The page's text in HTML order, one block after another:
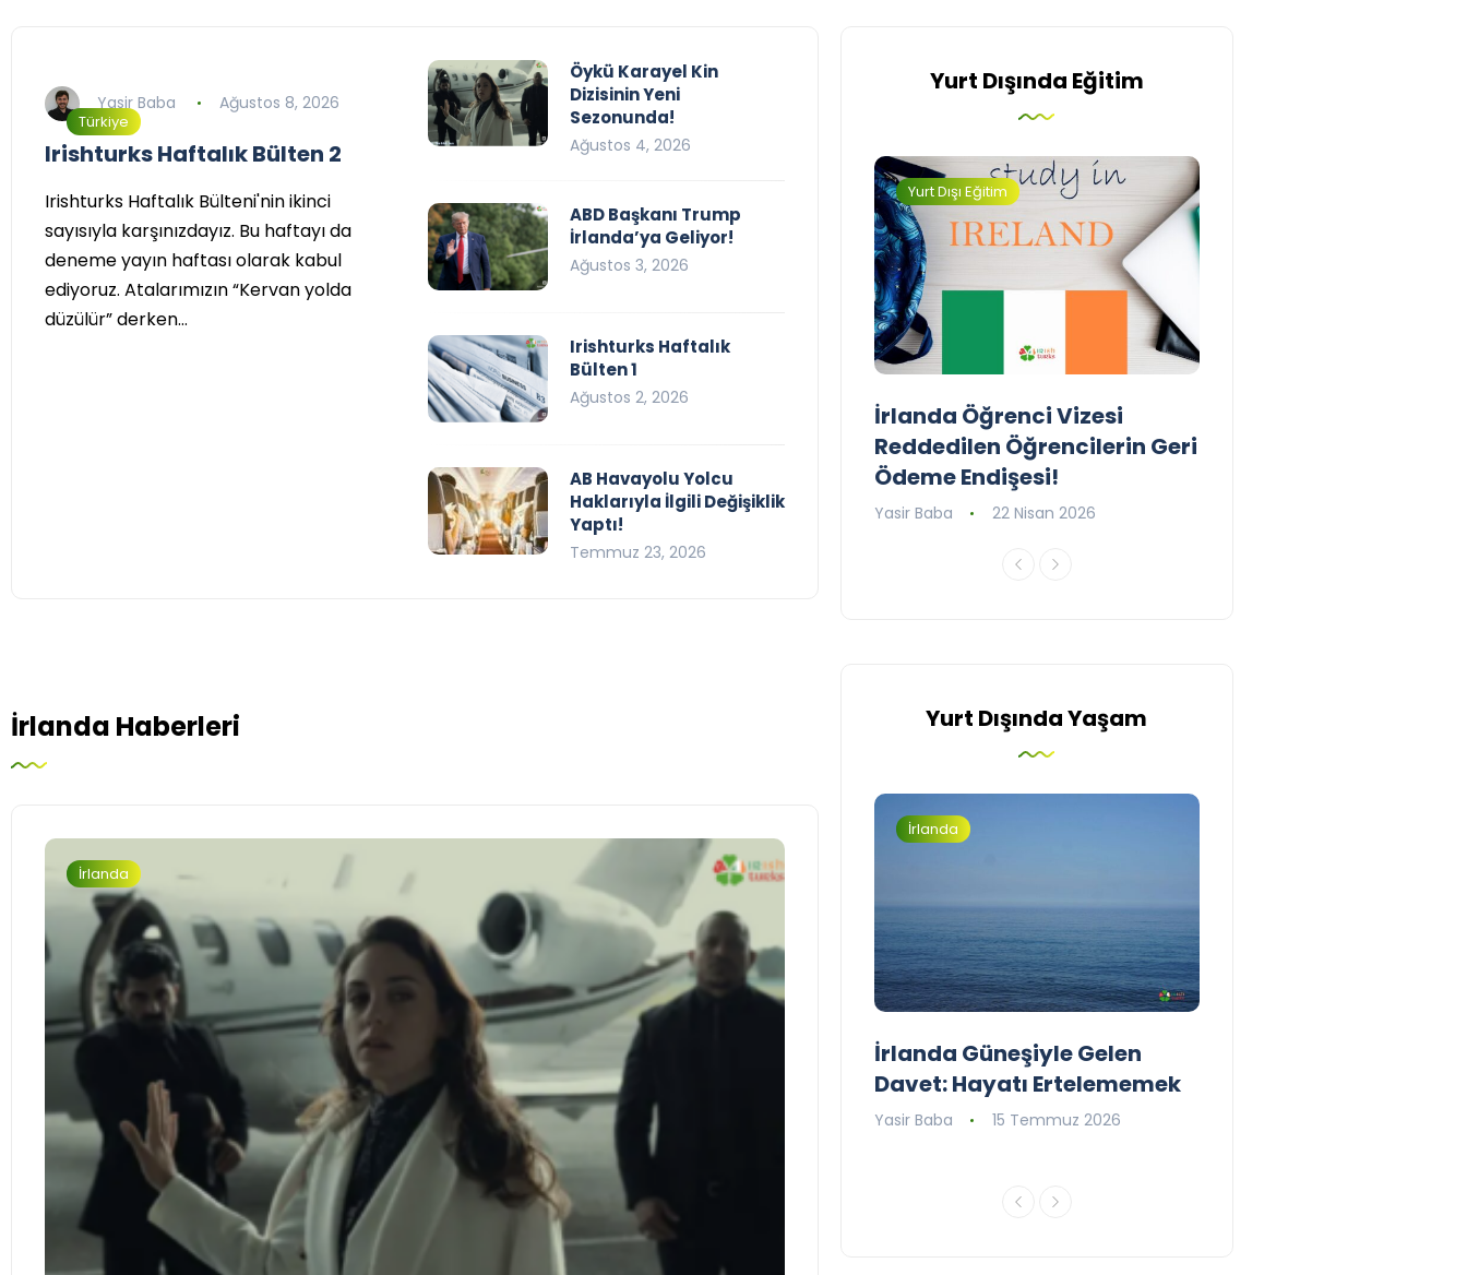
Türkiye
Yasir Baba Ağustos 8, 2026
Irishturks Haftalık Bülten 2
Irishturks Haftalık Bülteni'nin ikinci
sayısıyla karşınızdayız. Bu haftayı da
deneme yayın haftası olarak kabul
ediyoruz. Atalarımızın “Kervan yolda
düzülür” derken…
Öykü Karayel Kin
Dizisinin Yeni
Sezonunda!
Ağustos 4, 2026
ABD Başkanı Trump
İrlanda’ya Geliyor!
Ağustos 3, 2026
Irishturks Haftalık
Bülten 1
Ağustos 2, 2026
AB Havayolu Yolcu
Haklarıyla İlgili Değişiklik
Yaptı!
Temmuz 23, 2026
İrlanda Haberleri
İrlanda
Yurt Dışında Eğitim
UCD Turkish Society
Yasir Baba 24 Eylül 2025
Yurt Dışı Eğitim
İrlanda Öğrenci Vizesi
Reddedilen Öğrencilerin Geri
Ödeme Endişesi!
Yasir Baba 22 Nisan 2026
Yurt Dışında Yaşam
1..2..3.. Perde! Karşınızda
İrlanda’nın ilk Türkçe Tiyatro
Topluluğu; Tiyatroloo!
Yasir Baba
İrlanda
İrlanda Güneşiyle Gelen
Davet: Hayatı Ertelememek
Yasir Baba 15 Temmuz 2026